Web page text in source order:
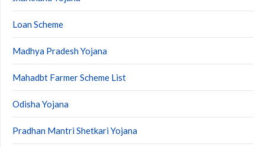
Loan Scheme
Madhya Pradesh Yojana
Mahadbt Farmer Scheme List
Odisha Yojana
Pradhan Mantri Shetkari Yojana